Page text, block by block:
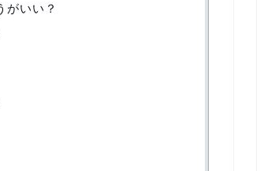
がいい？